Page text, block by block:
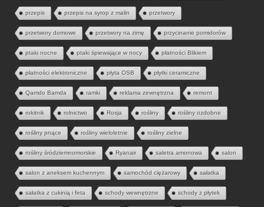
przepis przepis na syrop z malin przetwory
przetwory domowe przetwory na zimę przycinanie pomidorów
ptaki nocne ptaki śpiewające w nocy płatności Blikiem
płatności elektroniczne płyta OSB płytki ceramiczne
Qamdo Bamda ramki reklama zewnętrzna remont
rokitnik rolnictwo Rosja rośliny rośliny ozdobne
rośliny pnące rośliny wieloletnie rośliny zielne
rośliny śródziemnomorskie Ryanair saletra amonowa salon
salon z aneksem kuchennym samochód ciężarowy sałatka
sałatka z cukinią i feta schody wewnętrzne schody z płytek